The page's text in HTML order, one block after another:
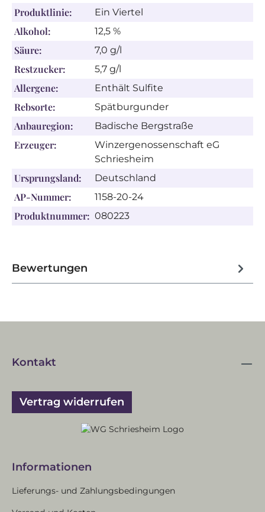
Produktlinie: Ein Viertel
Alkohol: 12,5 %
Säure: 7,0 g/l
Restzucker: 5,7 g/l
Allergene: Enthält Sulfite
Rebsorte: Spätburgunder
Anbauregion: Badische Bergstraße
Erzeuger:
Winzergenossenschaft eG
Schriesheim
Ursprungsland: Deutschland
AP-Nummer: 1158-20-24
Produktnummer: 080223
Bewertungen
Kontakt
Vertrag widerrufen
Informationen
Lieferungs- und Zahlungsbedingungen